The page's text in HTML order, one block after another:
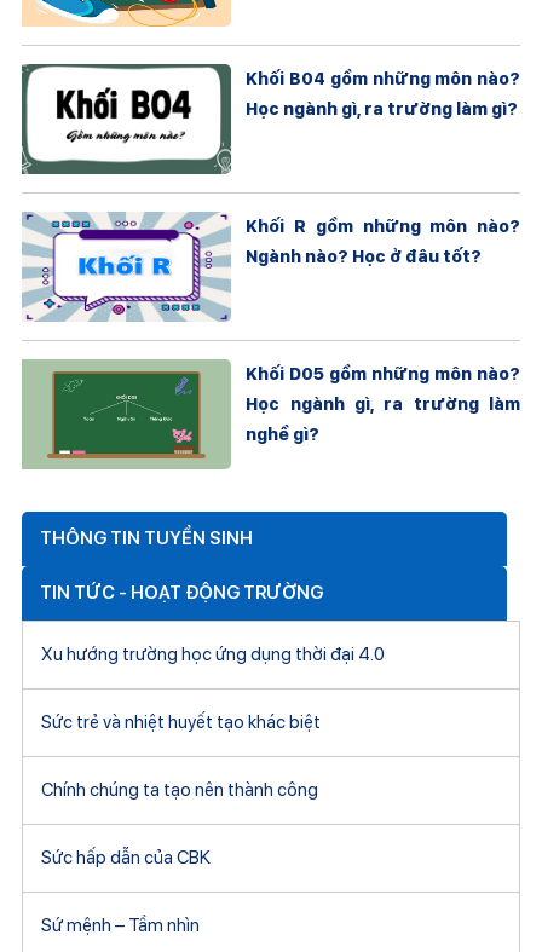
Khối B04 gồm những môn nào?
Học ngành gì, ra trường làm gì?
Khối R gồm những môn nào?
Ngành nào? Học ở đâu tốt?
Khối D05 gồm những môn nào?
Học ngành gì, ra trường làm
nghề gì?
THÔNG TIN TUYỂN SINH
TIN TỨC - HOẠT ĐỘNG TRƯỜNG
Xu hướng trường học ứng dụng thời đại 4.0
Sức trẻ và nhiệt huyết tạo khác biệt
Chính chúng ta tạo nên thành công
Sức hấp dẫn của CBK
Sứ mệnh – Tầm nhìn